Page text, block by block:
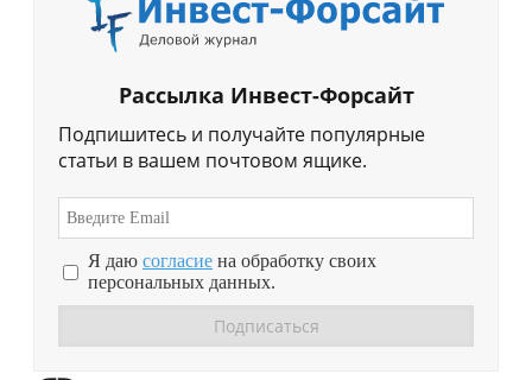
Рассылка Инвест-Форсайт
Подпишитесь и получайте популярные
статьи в вашем почтовом ящике.
Я даю согласие на обработку своих
персональных данных.